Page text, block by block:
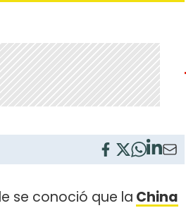
se conoció que la China